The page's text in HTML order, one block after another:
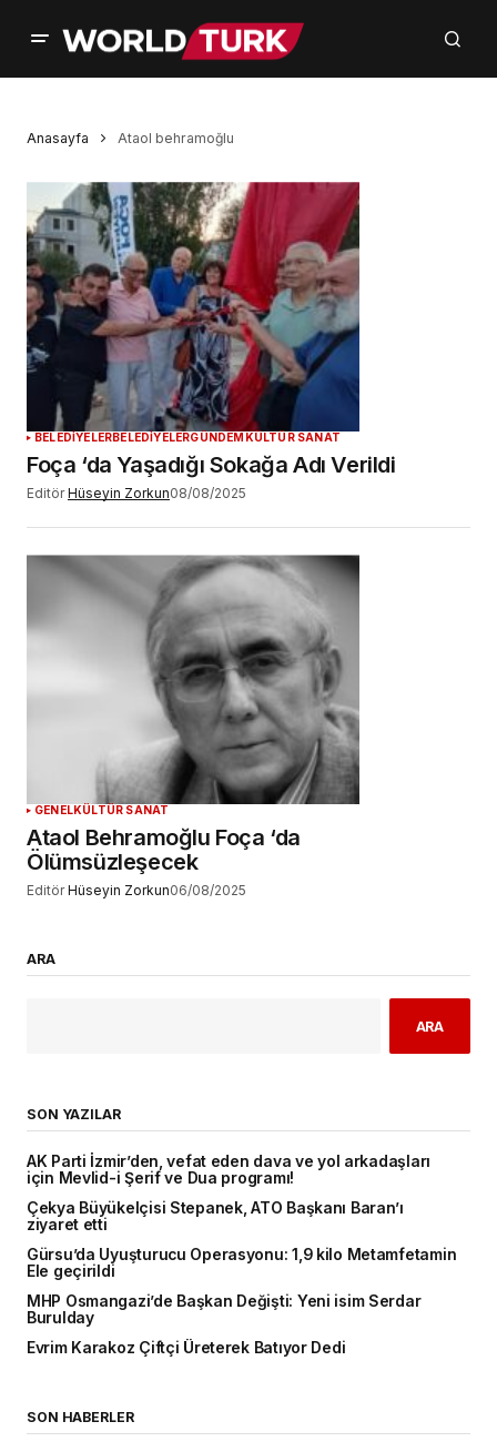
Anasayfa Ataol behramoğlu
BELEDİYELERBELEDİYELERGÜNDEM KÜLTÜR SANAT
Foça ‘da Yaşadığı Sokağa Adı Verildi
Editör Hüseyin Zorkun08/08/2025
GENELKÜLTÜR SANAT
Ataol Behramoğlu Foça ‘da
Ölümsüzleşecek
Editör Hüseyin Zorkun06/08/2025
ARA
ARA
SON YAZILAR
AK Parti İzmir’den, vefat eden dava ve yol arkadaşları
için Mevlid-i Şerif ve Dua programı!
Çekya Büyükelçisi Stepanek, ATO Başkanı Baran’ı
ziyaret etti
Gürsu’da Uyuşturucu Operasyonu: 1,9 kilo Metamfetamin
Ele geçirildi
MHP Osmangazi’de Başkan Değişti: Yeni isim Serdar
Burulday
Evrim Karakoz Çiftçi Üreterek Batıyor Dedi
SON HABERLER